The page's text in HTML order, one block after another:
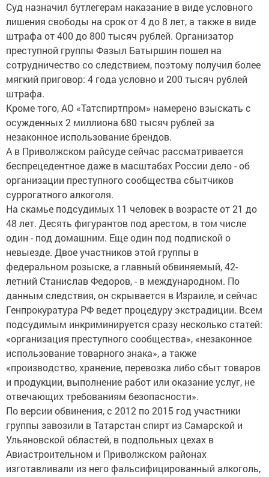
Суд назначил бутлегерам наказание в виде условного
лишения свободы на срок от 4 до 8 лет, а также в виде
штрафа от 400 до 800 тысяч рублей. Организатор
преступной группы Фазыл Батыршин пошел на
сотрудничество со следствием, поэтому получил более
мягкий приговор: 4 года условно и 200 тысяч рублей
штрафа.
Кроме того, АО «Татспиртпром» намерено взыскать с
осужденных 2 миллиона 680 тысяч рублей за
незаконное использование брендов.
А в Приволжском райсуде сейчас рассматривается
беспрецедентное даже в масштабах России дело - об
организации преступного сообщества сбытчиков
суррогатного алкоголя.
На скамье подсудимых 11 человек в возрасте от 21 до
48 лет. Десять фигурантов под арестом, в том числе
один - под домашним. Еще один под подпиской о
невыезде. Двое участников этой группы в
федеральном розыске, а главный обвиняемый, 42-
летний Станислав Федоров, - в международном. По
данным следствия, он скрывается в Израиле, и сейчас
Генпрокуратура РФ ведет процедуру экстрадиции. Всем
подсудимым инкриминируется сразу несколько статей:
«организация преступного сообщества», «незаконное
использование товарного знака», а также
«производство, хранение, перевозка либо сбыт товаров
и продукции, выполнение работ или оказание услуг, не
отвечающих требованиям безопасности».
По версии обвинения, с 2012 по 2015 год участники
группы завозили в Татарстан спирт из Самарской и
Ульяновской областей, в подпольных цехах в
Авиастроительном и Приволжском районах
изготавливали из него фальсифицированный алкоголь,